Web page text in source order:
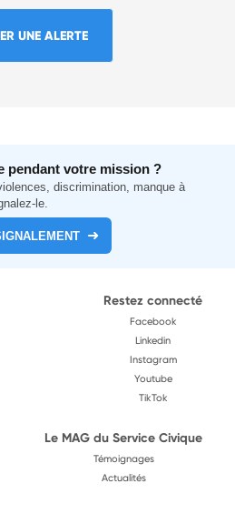
UNE ALERTE
pendant votre mission ?
discrimination, manque à
le.
Restez connecté
Facebook
Linkedin
Instagram
Youtube
TikTok
Le MAG du Service Civique
Témoignages
Actualités